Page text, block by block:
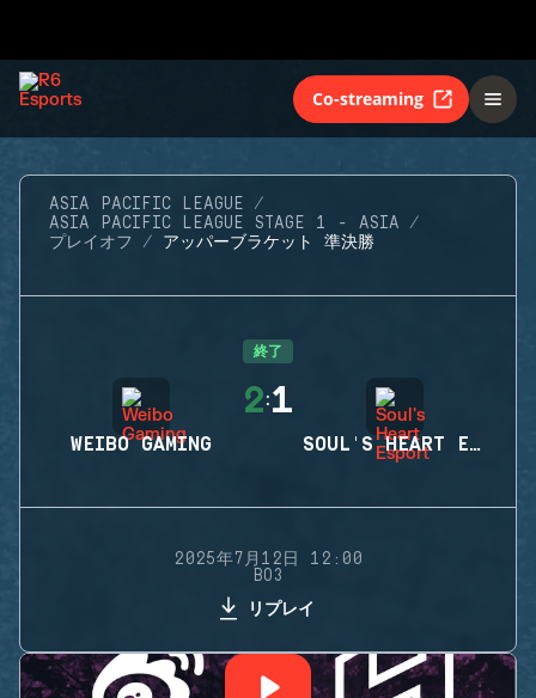
Co-streaming
ASIA PACIFIC LEAGUE
ASIA PACIFIC LEAGUE STAGE 1 - ASIA
プレイオフ
アッパーブラケット 準決勝
終了
WEIBO GAMING
2:1
SOUL'S HEART ESPORT
2025年7月12日 12:00
BO3
リプレイ